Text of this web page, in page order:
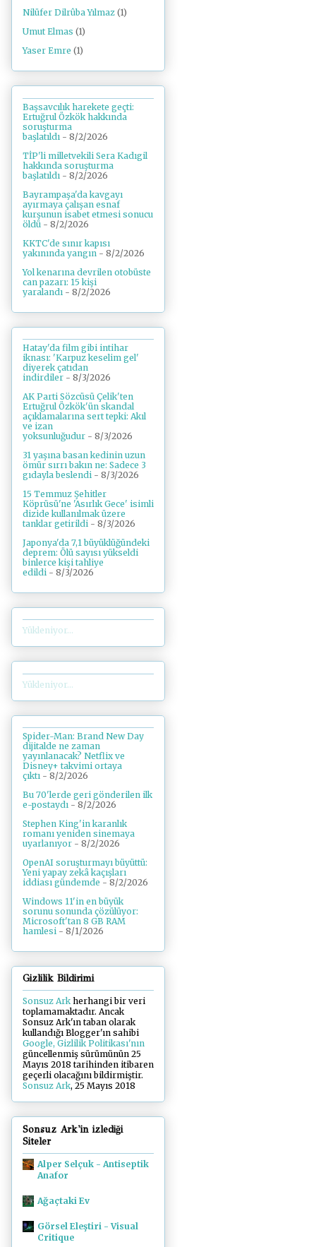
Nilüfer Dilrûba Yılmaz (1)
Umut Elmas (1)
Yaser Emre (1)
Başsavcılık harekete geçti:
Ertuğrul Özkök hakkında
soruşturma
başlatıldı - 8/2/2026
TİP'li milletvekili Sera Kadıgil
hakkında soruşturma
başlatıldı - 8/2/2026
Bayrampaşa'da kavgayı
ayırmaya çalışan esnaf
kurşunun isabet etmesi sonucu
öldü - 8/2/2026
KKTC'de sınır kapısı
yakınında yangın - 8/2/2026
Yol kenarına devrilen otobüste
can pazarı: 15 kişi
yaralandı - 8/2/2026
Hatay'da film gibi intihar
iknası: 'Karpuz keselim gel'
diyerek çatıdan
indirdiler - 8/3/2026
AK Parti Sözcüsü Çelik'ten
Ertuğrul Özkök'ün skandal
açıklamalarına sert tepki: Akıl
ve izan
yoksunluğudur - 8/3/2026
31 yaşına basan kedinin uzun
ömür sırrı bakın ne: Sadece 3
gıdayla beslendi - 8/3/2026
15 Temmuz Şehitler
Köprüsü'ne 'Asırlık Gece' isimli
dizide kullanılmak üzere
tanklar getirildi - 8/3/2026
Japonya'da 7,1 büyüklüğündeki
deprem: Ölü sayısı yükseldi
binlerce kişi tahliye
edildi - 8/3/2026
Yükleniyor...
Yükleniyor...
Spider-Man: Brand New Day
dijitalde ne zaman
yayınlanacak? Netflix ve
Disney+ takvimi ortaya
çıktı - 8/2/2026
Bu 70'lerde geri gönderilen ilk
e-postaydı - 8/2/2026
Stephen King'in karanlık
romanı yeniden sinemaya
uyarlanıyor - 8/2/2026
OpenAI soruşturmayı büyüttü:
Yeni yapay zekâ kaçışları
iddiası gündemde - 8/2/2026
Windows 11'in en büyük
sorunu sonunda çözülüyor:
Microsoft'tan 8 GB RAM
hamlesi - 8/1/2026
Gizlilik Bildirimi
Sonsuz Arkherhangi bir veri
toplamamaktadır. Ancak
Sonsuz Ark'ın taban olarak
kullandığı Blogger'ın sahibi
Google, Gizlilik Politikası'nın
güncellenmiş sürümünün 25
Mayıs 2018 tarihinden itibaren
geçerli olacağını bildirmiştir.
Sonsuz Ark, 25 Mayıs 2018
Sonsuz Ark'in izlediği
Siteler
Alper Selçuk - Antiseptik
Anafor
Ağaçtaki Ev
Görsel Eleştiri - Visual
Critique